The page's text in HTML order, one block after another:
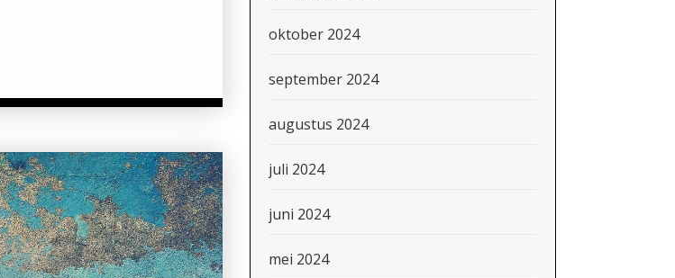
oktober 2024
september 2024
augustus 2024
juli 2024
juni 2024
mei 2024